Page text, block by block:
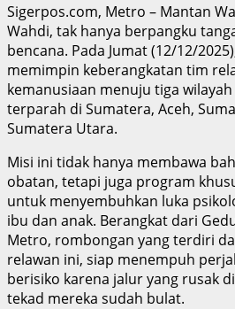
Sigerpos.com, Metro – Mantan
Wahdi, tak hanya berpangku
bencana. Pada Jumat (12/12/
memimpin keberangkatan tim
kemanusiaan menuju tiga
terparah di Sumatera, Aceh,
Sumatera Utara.
Misi ini tidak hanya membawa
obatan, tetapi juga program
untuk menyembuhkan luka
ibu dan anak. Berangkat dari
Metro, rombongan yang terdiri
relawan ini, siap menempuh
berisiko karena jalur yang rusak
tekad mereka sudah bulat.